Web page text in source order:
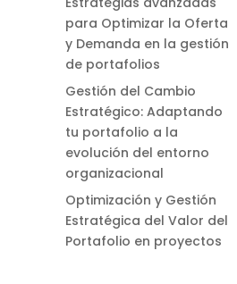
para Optimizar la Oferta
y Demanda en la gestión
de portafolios
Gestión del Cambio
Estratégico: Adaptando
tu portafolio a la
evolución del entorno
organizacional
Optimización y Gestión
Estratégica del Valor del
Portafolio en proyectos